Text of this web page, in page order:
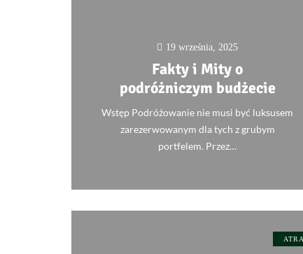
19 września, 2025
Fakty i Mity o
podróżniczym budżecie
Wstęp Podróżowanie nie musi być luksusem
zarezerwowanym dla tych z grubym
portfelem. Przez…